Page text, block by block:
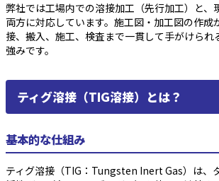
弊社では工場内での溶接加工（先行加工）と、
両方に対応しています。施工図・加工図の作成
接、搬入、施工、検査まで一貫して手がけられ
強みです。
ティグ溶接（TIG溶接）とは？
基本的な仕組み
ティグ溶接（TIG：Tungsten Inert Gas）は、